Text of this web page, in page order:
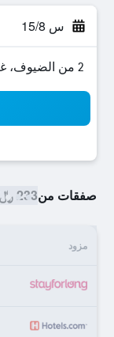
س 15/8
2 من الضيوف، غرفة واحدة
صفقات من233 ﷼
مزود